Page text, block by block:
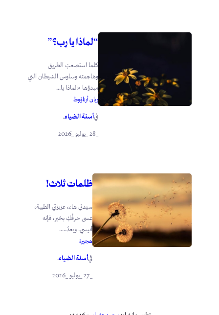
“لماذا يا رب؟”
كلما استصعبَ الطريق
وهاجمته وساوس الشيطان التي
مبدؤها «لماذا يا...
ريان أرناؤوط
فيأسنة الضياء.
ظلمات ثلاث!
سيدتي هاء، عزيزتي الطيبة،
عسى حرفُكِ بخير، فإنه
أنيسي. وبعدُ.....
هجيرة
فيأسنة الضياء.